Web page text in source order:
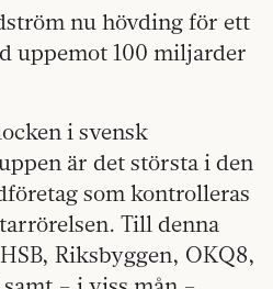
nu hövding för ett
uppemot 100 miljarder
i svensk
är det största i den
som kontrolleras
Till denna
Riksbyggen, OKQ8,